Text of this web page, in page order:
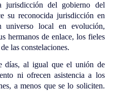
jurisdicción del gobierno del
su reconocida jurisdicción en
universo local en evolución,
hermanos de enlace, los fieles
las constelaciones.
días, al igual que el unión de
ni ofrecen asistencia a los
a menos que se lo soliciten.